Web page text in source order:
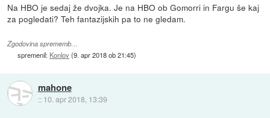
Na HBO je sedaj že dvojka. Je na HBO ob Gomorri in Fargu še kaj
za pogledati? Teh fantazijskih pa to ne gledam.
Zgodovina sprememb…
spremenil: Konlov(9. apr 2018 ob 21:45)
mahone
:: 10. apr 2018, 13:39